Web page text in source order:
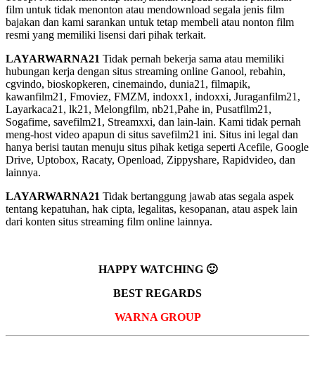
film untuk tidak menonton atau mendownload segala jenis film
bajakan dan kami sarankan untuk tetap membeli atau nonton film
resmi yang memiliki lisensi dari pihak terkait.
LAYARWARNA21 Tidak pernah bekerja sama atau memiliki
hubungan kerja dengan situs streaming online Ganool, rebahin,
cgvindo, bioskopkeren, cinemaindo, dunia21, filmapik,
kawanfilm21, Fmoviez, FMZM, indoxx1, indoxxi, Juraganfilm21,
Layarkaca21, lk21, Melongfilm, nb21,Pahe in, Pusatfilm21,
Sogafime, savefilm21, Streamxxi, dan lain-lain. Kami tidak pernah
meng-host video apapun di situs savefilm21 ini. Situs ini legal dan
hanya berisi tautan menuju situs pihak ketiga seperti Acefile, Google
Drive, Uptobox, Racaty, Openload, Zippyshare, Rapidvideo, dan
lainnya.
LAYARWARNA21 Tidak bertanggung jawab atas segala aspek
tentang kepatuhan, hak cipta, legalitas, kesopanan, atau aspek lain
dari konten situs streaming film online lainnya.
HAPPY WATCHING 🙂
BEST REGARDS
WARNA GROUP